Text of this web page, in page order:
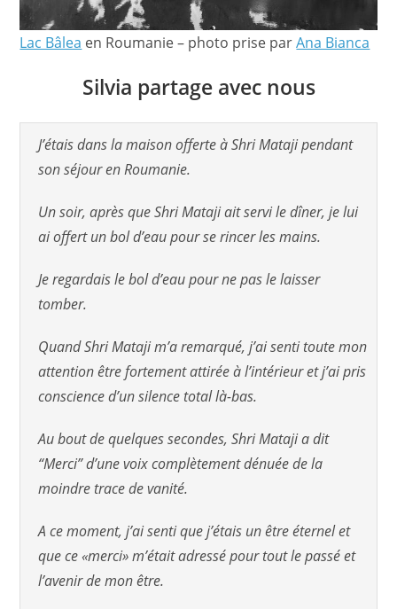
Lac Bâlea en Roumanie – photo prise parAna Bianca
Silvia partage avec nous
J’étais dans la maison offerte à Shri Mataji pendant
son séjour en Roumanie.
Un soir, après que Shri Mataji ait servi le dîner, je lui
ai offert un bol d’eau pour se rincer les mains.
Je regardais le bol d’eau pour ne pas le laisser
tomber.
Quand Shri Mataji m’a remarqué, j’ai senti toute mon
attention être fortement attirée à l’intérieur et j’ai pris
conscience d’un silence total là-bas.
Au bout de quelques secondes, Shri Mataji a dit
“Merci” d’une voix complètement dénuée de la
moindre trace de vanité.
A ce moment, j’ai senti que j’étais un être éternel et
que ce «merci» m’était adressé pour tout le passé et
l’avenir de mon être.